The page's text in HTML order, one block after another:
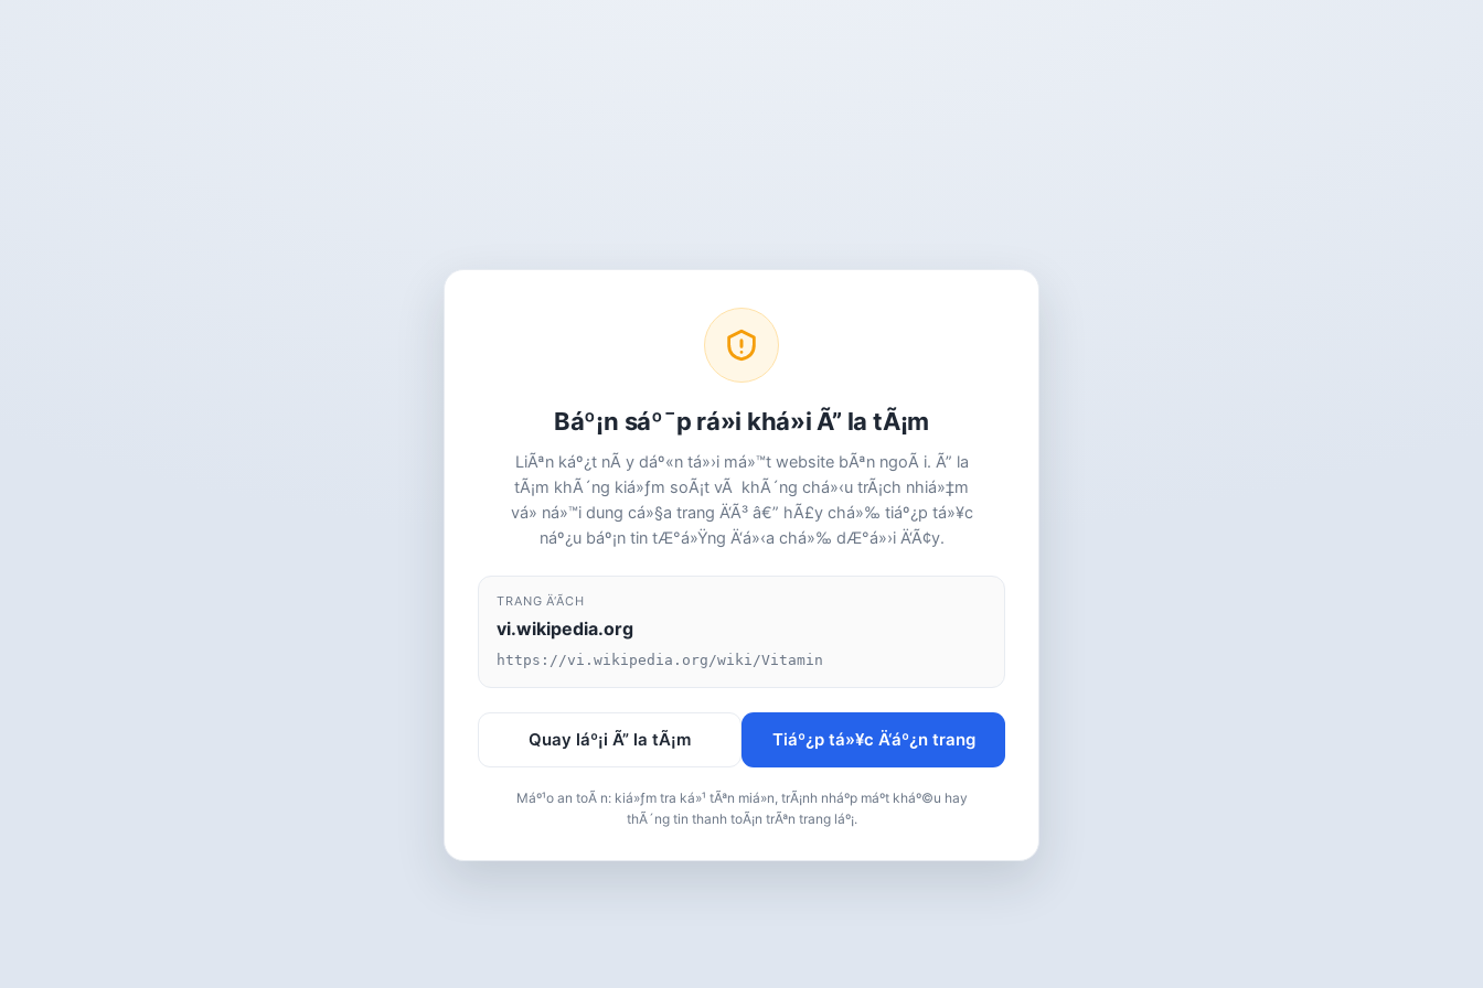
Báº¡n sáº¯p rá»i khá»i Ã” la tÃ¡m
LiÃªn káº¿t nÃ y dáº«n tá»›i má»™t website bÃªn ngoÃ i. Ã” la
tÃ¡m khÃ´ng kiá»ƒm soÃ¡t vÃ khÃ´ng chá»‹u trÃ¡ch nhiá»‡m
vá» ná»™i dung cá»§a trang Ä‘Ã³ â€” hÃ£y chá»‰ tiáº¿p tá»¥c
náº¿u báº¡n tin tÆ°á»Ÿng Ä‘á»‹a chá»‰ dÆ°á»›i Ä‘Ã¢y.
TRANG Ä‘Ã­CH
vi.wikipedia.org
https://vi.wikipedia.org/wiki/Vitamin
Quay láº¡i Ã” la tÃ¡m Tiáº¿p tá»¥c Ä‘áº¿n trang
Máº¹o an toÃ n: kiá»ƒm tra ká»¹ tÃªn miá»n, trÃ¡nh nháº­p máº­t kháº©u hay
thÃ´ng tin thanh toÃ¡n trÃªn trang láº¡.